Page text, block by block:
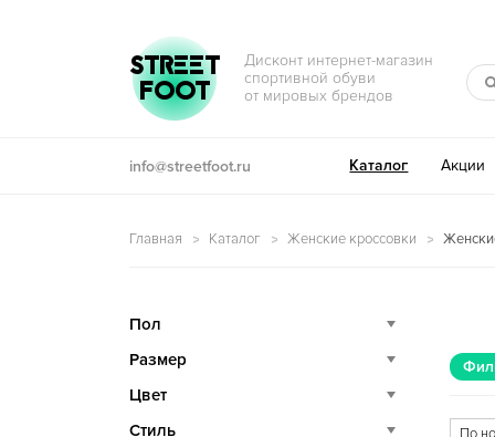
Перейти к навигации
Перейти к содержимому
STREET
FOOT
Дисконт интернет-магазин
спортивной обуви
от мировых брендов
info@streetfoot.ru Каталог Акции
Главная Каталог Женские кроссовки
Пол
Размер
Цвет
Стиль